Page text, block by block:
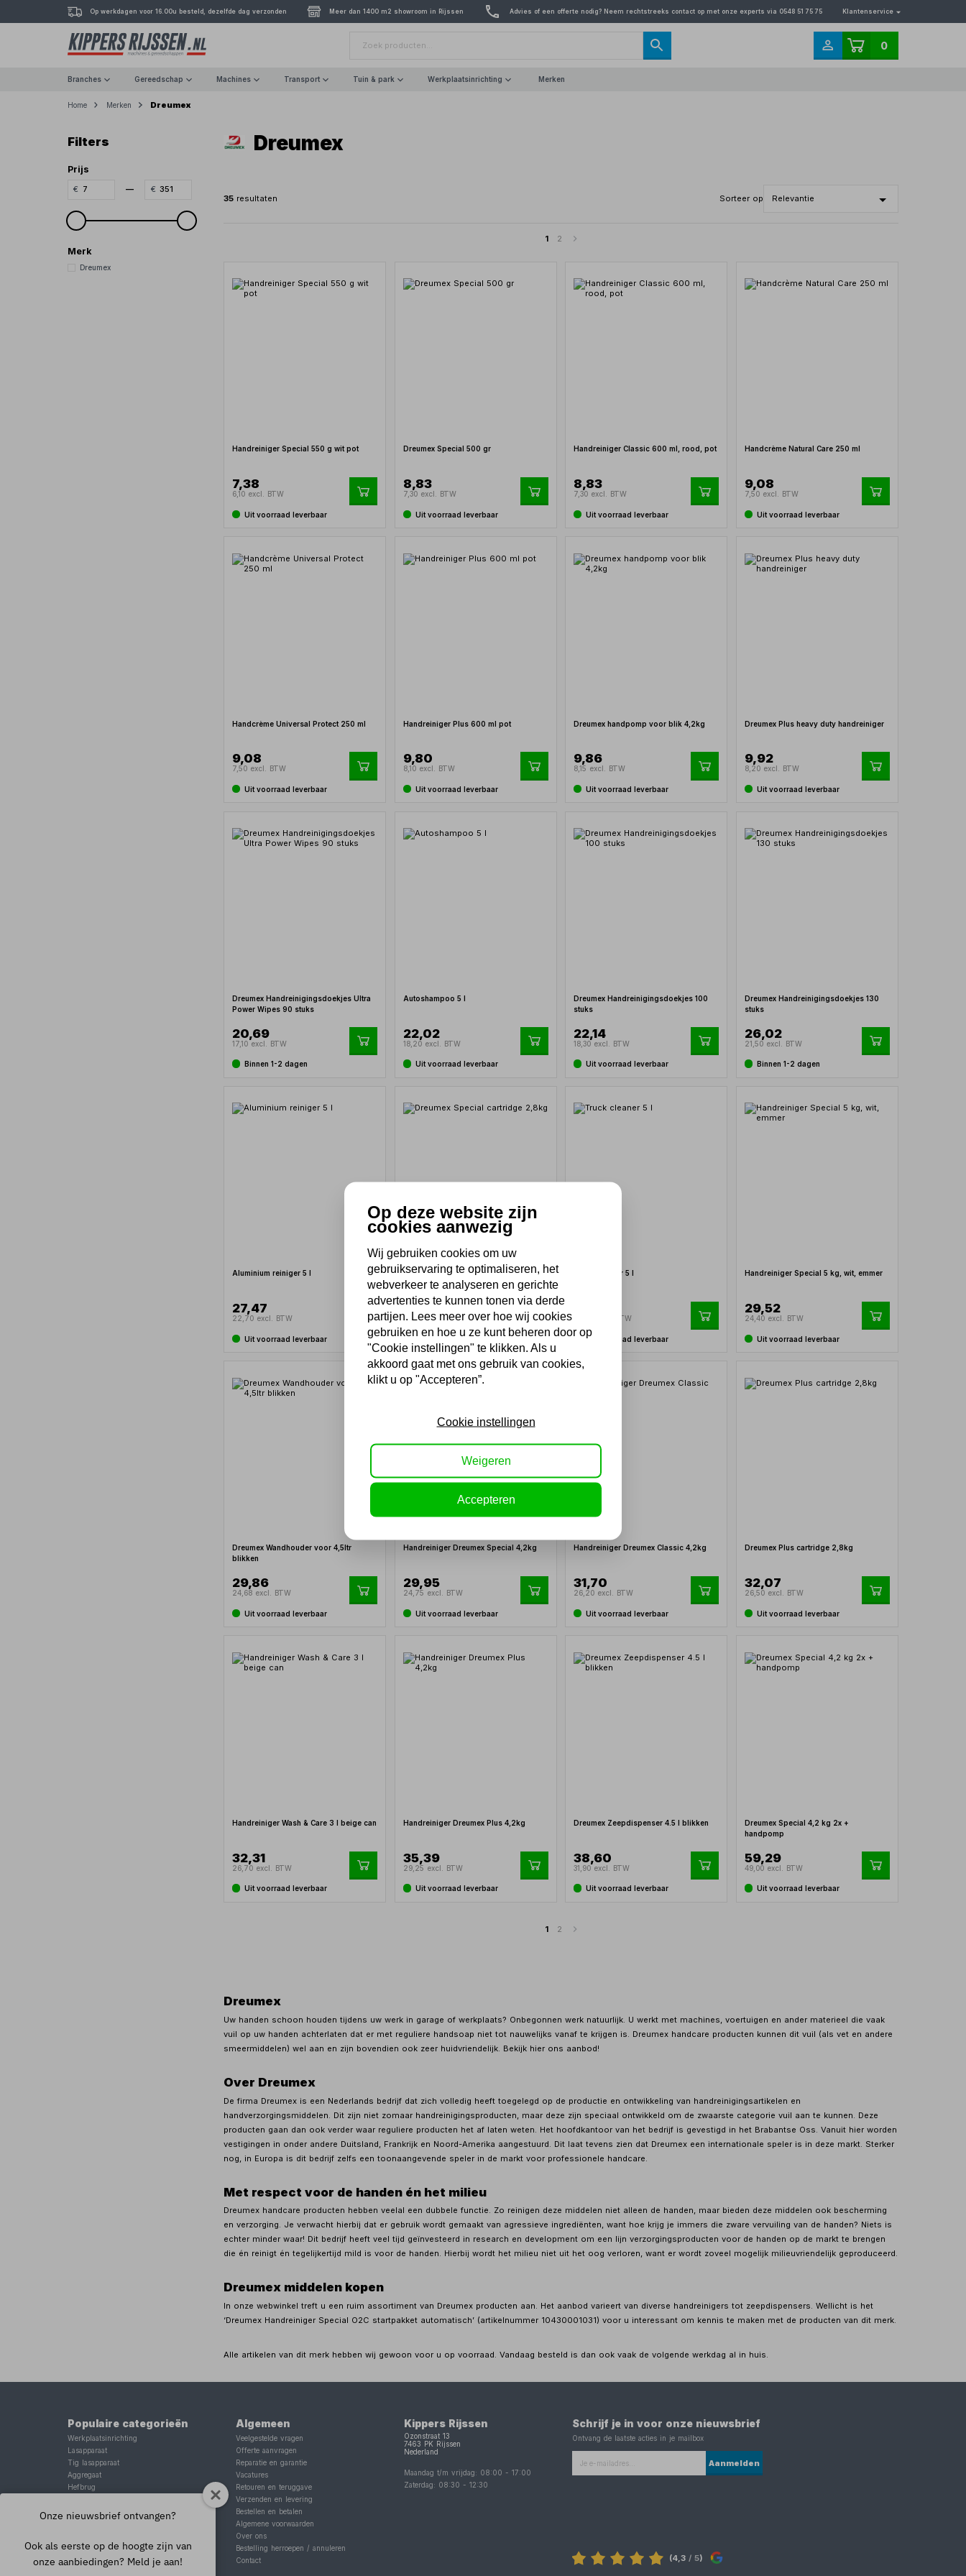
Op werkdagen voor 16.00u besteld, dezelfde dag verzonden Meer dan 1400 m2 showroom in Rijssen Advies of een offerte nodig? Neem rechtstreeks contact op met onze experts via 0548 51 75 75 Klantenservice
0
Branches Gereedschap Machines Transport Tuin & park Werkplaatsinrichting Merken
Home Merken Dreumex
Filters
Prijs
—
Merk
Dreumex
Dreumex
35 resultaten
1 2
Sorteer op
Handreiniger Special 550 g wit pot
7,38
6,10 excl. BTW
Uit voorraad leverbaar
Dreumex Special 500 gr
8,83
7,30 excl. BTW
Uit voorraad leverbaar
Handreiniger Classic 600 ml, rood, pot
8,83
7,30 excl. BTW
Uit voorraad leverbaar
Handcrème Natural Care 250 ml
9,08
7,50 excl. BTW
Uit voorraad leverbaar
Handcrème Universal Protect 250 ml
9,08
7,50 excl. BTW
Uit voorraad leverbaar
Handreiniger Plus 600 ml pot
9,80
8,10 excl. BTW
Uit voorraad leverbaar
Dreumex handpomp voor blik 4,2kg
9,86
8,15 excl. BTW
Uit voorraad leverbaar
Dreumex Plus heavy duty handreiniger
9,92
8,20 excl. BTW
Uit voorraad leverbaar
Dreumex Handreinigingsdoekjes Ultra
Power Wipes 90 stuks
20,69
17,10 excl. BTW
Binnen 1-2 dagen
Autoshampoo 5 l
22,02
18,20 excl. BTW
Uit voorraad leverbaar
Dreumex Handreinigingsdoekjes 100
stuks
22,14
18,30 excl. BTW
Uit voorraad leverbaar
Dreumex Handreinigingsdoekjes 130
stuks
26,02
21,50 excl. BTW
Binnen 1-2 dagen
Aluminium reiniger 5 l
27,47
22,70 excl. BTW
Uit voorraad leverbaar
Dreumex Special cartridge 2,8kg
27,95
23,10 excl. BTW
Truck cleaner 5 l
23,90 excl. BTW
Uit voorraad leverbaar
Handreiniger Special 5 kg, wit, emmer
29,52
24,40 excl. BTW
Uit voorraad leverbaar
Dreumex Wandhouder voor 4,5ltr
blikken
29,86
24,68 excl. BTW
Uit voorraad leverbaar
Handreiniger Dreumex Special 4,2kg
29,95
24,75 excl. BTW
Uit voorraad leverbaar
Handreiniger Dreumex Classic 4,2kg
31,70
26,20 excl. BTW
Uit voorraad leverbaar
Dreumex Plus cartridge 2,8kg
32,07
26,50 excl. BTW
Uit voorraad leverbaar
Handreiniger Wash & Care 3 l beige can
32,31
26,70 excl. BTW
Uit voorraad leverbaar
Handreiniger Dreumex Plus 4,2kg
35,39
29,25 excl. BTW
Uit voorraad leverbaar
Dreumex Zeepdispenser 4.5 l blikken
38,60
31,90 excl. BTW
Uit voorraad leverbaar
Dreumex Special 4,2 kg 2x +
handpomp
59,29
49,00 excl. BTW
Uit voorraad leverbaar
1 2
Dreumex
Uw handen schoon houden tijdens uw werk in garage of werkplaats? Onbegonnen werk natuurlijk. U werkt met machines, voertuigen en ander materieel die vaak
vuil op uw handen achterlaten dat er met reguliere handsoap niet tot nauwelijks vanaf te krijgen is. Dreumex handcare producten kunnen dit vuil (als vet en andere
smeermiddelen) wel aan en zijn bovendien ook zeer huidvriendelijk. Bekijk hier ons aanbod!
Over Dreumex
De firma Dreumex is een Nederlands bedrijf dat zich volledig heeft toegelegd op de productie en ontwikkeling van handreinigingsartikelen en
handverzorgingsmiddelen. Dit zijn niet zomaar handreinigingsproducten, maar deze zijn speciaal ontwikkeld om de zwaarste categorie vuil aan te kunnen. Deze
producten gaan dan ook verder waar reguliere producten het af laten weten. Het hoofdkantoor van het bedrijf is gevestigd in het Brabantse Oss. Vanuit hier worden
vestigingen in onder andere Duitsland, Frankrijk en Noord-Amerika aangestuurd. Dit laat tevens zien dat Dreumex een internationale speler is in deze markt. Sterker
nog, in Europa is dit bedrijf zelfs een toonaangevende speler in de markt voor professionele handcare.
Met respect voor de handen én het milieu
Dreumex handcare producten hebben veelal een dubbele functie. Zo reinigen deze middelen niet alleen de handen, maar bieden deze middelen ook bescherming
en verzorging. Je verwacht hierbij dat er gebruik wordt gemaakt van agressieve ingrediënten, want hoe krijg je immers die zware vervuiling van de handen? Niets is
echter minder waar! Dit bedrijf heeft veel tijd geïnvesteerd in research en development om een lijn verzorgingsproducten voor de handen op de markt te brengen
die én reinigt én tegelijkertijd mild is voor de handen. Hierbij wordt het milieu niet uit het oog verloren, want er wordt zoveel mogelijk milieuvriendelijk geproduceerd.
Dreumex middelen kopen
In onze webwinkel treft u een ruim assortiment van Dreumex producten aan. Het aanbod varieert van diverse handreinigers tot zeepdispensers. Wellicht is het
‘Dreumex Handreiniger Special O2C startpakket automatisch’ (artikelnummer 10430001031) voor u interessant om kennis te maken met de producten van dit merk.
Alle artikelen van dit merk hebben wij gewoon voor u op voorraad. Vandaag besteld is dan ook vaak de volgende werkdag al in huis.
Populaire categorieën
Werkplaatsinrichting
Lasapparaat
Tig lasapparaat
Aggregaat
Hefbrug
Schaarlift
Algemeen
Veelgestelde vragen
Offerte aanvragen
Reparatie en garantie
Vacatures
Retouren en teruggave
Verzenden en levering
Bestellen en betalen
Algemene voorwaarden
Over ons
Bestelling herroepen / annuleren
Contact
Kippers Rijssen
Ozonstraat 13
7463 PK
Rijssen
Nederland
Maandag t/m vrijdag: 08:00 -17:00
Zaterdag: 08:30 -12:30
Schrijf je in voor onze nieuwsbrief
Ontvang de laatste acties in je mailbox
Aanmelden
(4,3 / 5)
Onze nieuwsbrief ontvangen?
Ook als eerste op de hoogte zijn van
onze aanbiedingen? Meld je aan!
Op deze website zijn
cookies aanwezig
Wij gebruiken cookies om uw
gebruikservaring te optimaliseren, het
webverkeer te analyseren en gerichte
advertenties te kunnen tonen via derde
partijen. Lees meer over hoe wij cookies
gebruiken en hoe u ze kunt beheren door op
"Cookie instellingen" te klikken. Als u
akkoord gaat met ons gebruik van cookies,
klikt u op "Accepteren”.
Cookie instellingen
Weigeren
Accepteren